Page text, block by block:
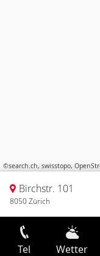
©search.ch, swisstopo,
Birchstr. 101
8050 Zürich
Tel Wetter